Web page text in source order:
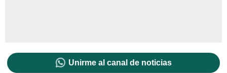
Unirme al canal de noticias